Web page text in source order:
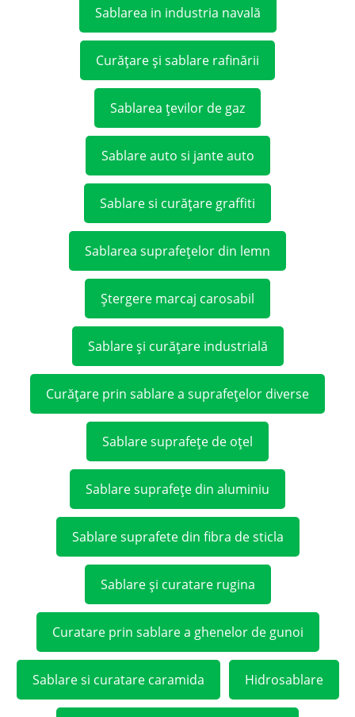
Sablarea in industria navală
Curățare și sablare rafinării
Sablarea țevilor de gaz
Sablare auto si jante auto
Sablare si curățare graffiti
Sablarea suprafețelor din lemn
Ștergere marcaj carosabil
Sablare și curățare industrială
Curățare prin sablare a suprafețelor diverse
Sablare suprafețe de oțel
Sablare suprafețe din aluminiu
Sablare suprafete din fibra de sticla
Sablare și curatare rugina
Curatare prin sablare a ghenelor de gunoi
Sablare si curatare caramida Hidrosablare